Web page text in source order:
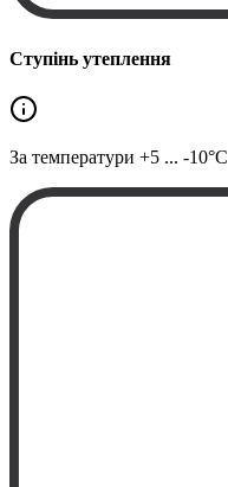
Ступінь утеплення
За температури +5 ... -10°C